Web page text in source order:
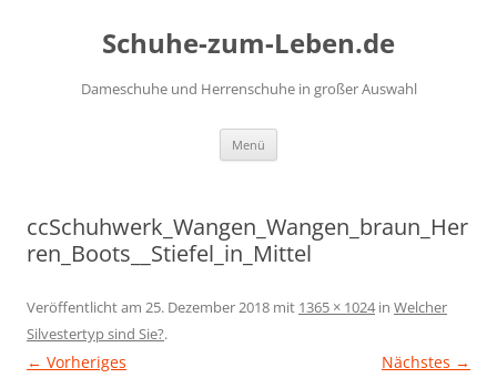
Schuhe-zum-Leben.de
Dameschuhe und Herrenschuhe in großer Auswahl
Menü
ccSchuhwerk_Wangen_Wangen_braun_Her
ren_Boots__Stiefel_in_Mittel
Veröffentlicht am 25. Dezember 2018 mit 1365 × 1024in Welcher
Silvestertyp sind Sie?.
← Vorheriges Nächstes →